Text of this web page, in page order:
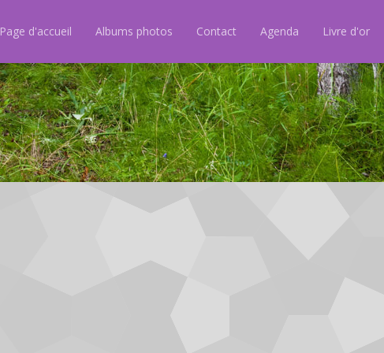
Page d'accueil Albums photos Contact Agenda Livre d'or